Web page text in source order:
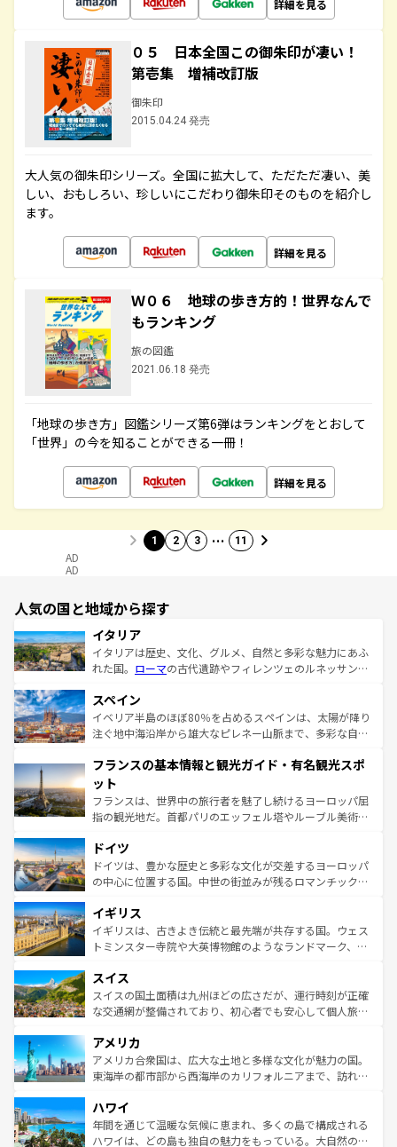
詳細を見る
０５ 日本全国この御朱印が凄い！
第壱集 増補改訂版
御朱印
2015.04.24 発売
大人気の御朱印シリーズ。全国に拡大して、ただただ凄い、美
しい、おもしろい、珍しいにこだわり御朱印そのものを紹介し
ます。
詳細を見る
Ｗ０６ 地球の歩き方的！世界なんで
もランキング
旅の図鑑
2021.06.18 発売
「地球の歩き方」図鑑シリーズ第6弾はランキングをとおして
「世界」の今を知ることができる一冊！
詳細を見る
1 2 3 … 11
AD
AD
人気の国と地域から探す
イタリア
イタリアは歴史、文化、グルメ、自然と多彩な魅力にあふ
れた国。 ローマの古代遺跡やフィレンツェのルネッサンス
ろん、トスカーナの美しい田園風景やアマルフィ海岸の絶
景など、自然景観も見逃せない。観光の合間には、本場の
ピザやパスタなど、絶品のイタリア料理を堪能することも
ませてくれるイタリアで、忘れられない旅をしてみよう！
なお、新着のイタリア情報は
しい。
スペイン
イベリア半島のほぼ80％を占めるスペインは、太陽が降り
注ぐ地中海沿岸から雄大なピレネー山脈まで、多彩な自然
文化が根付くこの国では、情熱的なフラメンコ、熱気あふ
れる闘牛、そして美味しいタパスが生活の一部となってい
る。首都マドリードの洗練された雰囲気や、バルセロナの
アートに溢れた街角から、地方では古代ローマ遺跡や中世
せる。地方によって風土や気候が異なるスペインはその個
性で訪れる人を魅了する。 なお、新着のスペイン情報は コ
ンテンツ一覧を参照してほしい。
フランスの基本情報と観光ガイド・有名観光スポ
ット
フランスは、世界中の旅行者を魅了し続けるヨーロッパ屈
指の観光地だ。首都パリのエッフェル塔やルーブル美術館
で、幅広い魅力が詰まっている。華麗な宮殿、歴史的な大
聖堂、美しいビーチ、そして豊かな自然が、訪れる者を心
から魅了する。また、フランスは美食の国としても知ら
いる。シャンパンの発祥地であるランス、プロヴァンスの
香り高いラベンダー畑など、多彩な楽しみ方が可能だ。さ
らに、パリ以外の地域にも魅力が溢れており、どの街角に
れる地方に足を運ぶとそれぞれで全く異なる文化を体験で
きるだろう。 なお、新着のフランス情報はコンテンツ一覧
を参照してほしい。
ドイツ
ドイツは、豊かな歴史と多彩な文化が交差するヨーロッパ
の中心に位置する国。中世の街並みが残るロマンチック街
顔を持つこの国は、どこを歩いても飽きることがない。ベ
ルリンの文化的活気、バイエルン州のアルプスの絶景、そ
してライン川沿いのワイン畑といった風景は必見。ビール
は、お酒好きな人にはぜひ体験してほしい。 なお、新着の
ドイツ情報はコンテンツ一覧を参照してほしい。
イギリス
イギリスは、古きよき伝統と最先端が共存する国。ウェス
トミンスター寺院や大英博物館のようなランドマーク、歴
リアごとに異なる魅力がある。また、優雅なアフタヌーン
ティー、ビール好きにはたまらない英国パブ、サッカー観
戦など、本場だからこそできる体験も豊富。イギリスを旅
ンツ一覧を参照してほしい。
スイス
スイスの国土面積は九州ほどの広さだが、運行時刻が正確
な交通網が整備されており、初心者でも安心して個人旅行
の建物がそのまま残る町や、スイスならではのユニークな
博物館もあり、アルプス観光だけでなく町歩きも満喫する
ことができる。国民の所得が高いため物価も高いが、旅行
ば市内交通費無料で観光を楽しむこともできる。 なお、新
着のスイス情報はコンテンツ一覧 を参照してほしい。
アメリカ
アメリカ合衆国は、広大な土地と多様な文化が魅力の国。
東海岸の都市部から西海岸のカリフォルニアまで、訪れる
のような巨大都市は、観光、ショッピング、エンターテイ
ンメントが詰まった刺激的なスポットだ。一方、アメリカ
西部には大自然が広がり、グランドキャニオンやイエロー
ハワイ
年間を通じて温暖な気候に恵まれ、多くの島で構成される
ハワイは、どの島も独自の魅力をもっている。大自然の神